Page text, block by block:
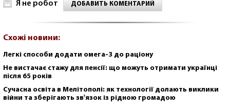
Я не робот ДОБАВИТЬ КОМЕНТАРИЙ
Схожі новини:
Легкі способи додати омега-3 до раціону
Не вистачає стажу для пенсії: що можуть отримати українці
після 65 років
Сучасна освіта в Мелітополі: як технології долають виклики
війни та зберігають зв'язок із рідною громадою